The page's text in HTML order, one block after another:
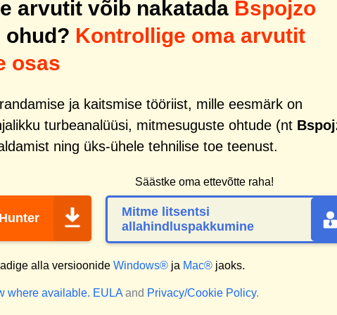
arvutit võib nakatada Bspojzo
ohud? Kontrollige oma arvutit
osas
ja kaitsmise tööriist, mille eesmärk on
turbeanalüüsi, mitmesuguste ohtude (nt
ning üks-ühele tehnilise toe teenust.
Säästke oma ettevõtte raha!
Mitme litsentsi
allahindluspakkumine
alla versioonide Windows®ja Mac®jaoks.
where available. EULA and Privacy/Cookie Policy.